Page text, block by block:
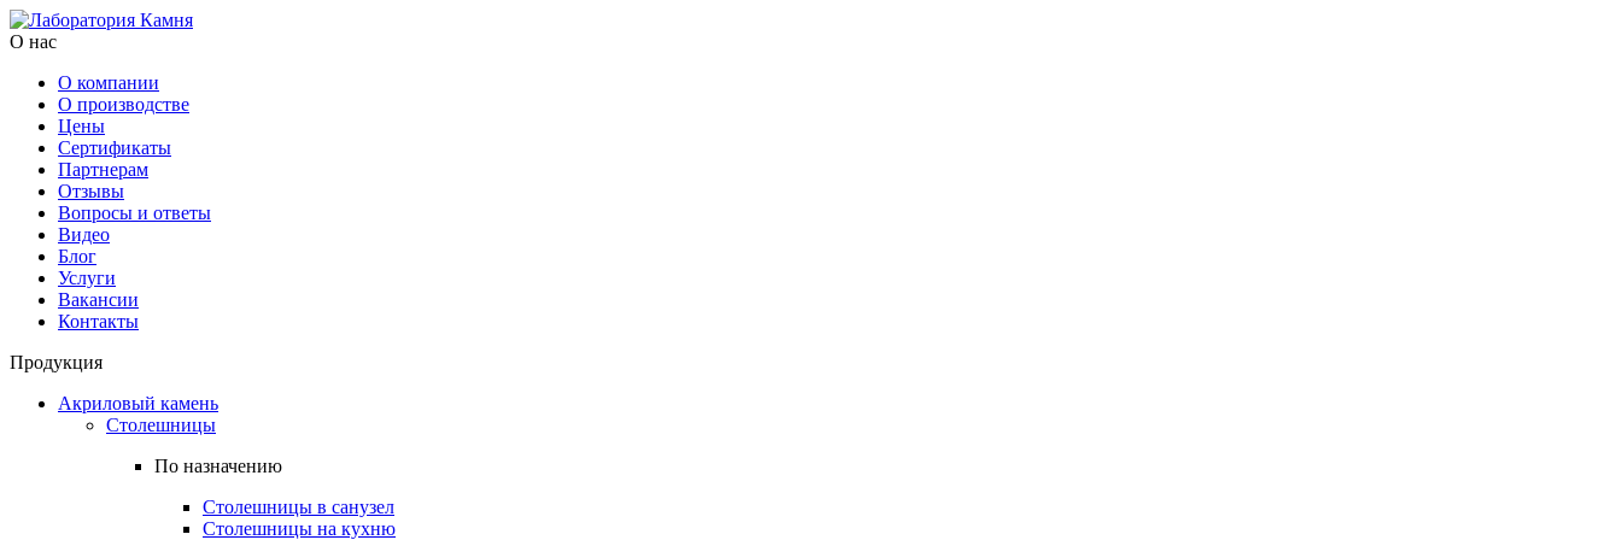
О нас
О компании
О производстве
Цены
Cертификаты
Партнерам
Отзывы
Вопросы и ответы
Видео
Блог
Услуги
Вакансии
Контакты
Продукция
Акриловый камень
Столешницы
По назначению
Столешницы в санузел
Столешницы на кухню